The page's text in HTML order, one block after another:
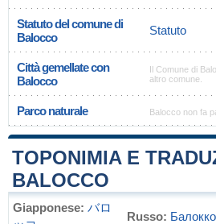
Statuto del comune di
Balocco
Statuto
Città gemellate con
Balocco
Il Comune di
altro comune.
Parco naturale Balocco non fa
TOPONIMIA E
BALOCCO
Giapponese: バロ
Russo: Балокко